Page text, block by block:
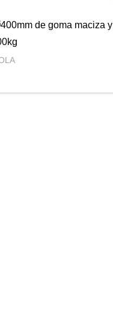
de goma maciza y